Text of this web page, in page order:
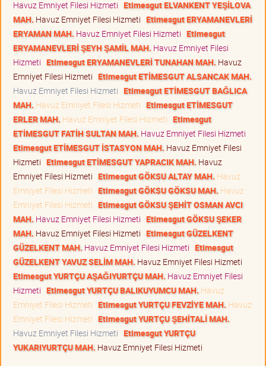
Havuz Emniyet Filesi Hizmeti Etimesgut ELVANKENT YEŞİLOVA
MAH. Havuz Emniyet Filesi Hizmeti Etimesgut ERYAMANEVLERİ
ERYAMAN MAH. Havuz Emniyet Filesi Hizmeti Etimesgut
ERYAMANEVLERİ ŞEYH ŞAMİL MAH. Havuz Emniyet Filesi
Hizmeti Etimesgut ERYAMANEVLERİ TUNAHAN MAH. Havuz
Emniyet Filesi Hizmeti Etimesgut ETİMESGUT ALSANCAK MAH.
Havuz Emniyet Filesi Hizmeti Etimesgut ETİMESGUT BAĞLICA
MAH. Havuz Emniyet Filesi Hizmeti Etimesgut ETİMESGUT
ERLER MAH. Havuz Emniyet Filesi Hizmeti Etimesgut
ETİMESGUT FATİH SULTAN MAH. Havuz Emniyet Filesi Hizmeti
Etimesgut ETİMESGUT İSTASYON MAH. Havuz Emniyet Filesi
Hizmeti Etimesgut ETİMESGUT YAPRACIK MAH. Havuz
Emniyet Filesi Hizmeti Etimesgut GÖKSU ALTAY MAH. Havuz
Emniyet Filesi Hizmeti Etimesgut GÖKSU GÖKSU MAH. Havuz
Emniyet Filesi Hizmeti Etimesgut GÖKSU ŞEHİT OSMAN AVCI
MAH. Havuz Emniyet Filesi Hizmeti Etimesgut GÖKSU ŞEKER
MAH. Havuz Emniyet Filesi Hizmeti Etimesgut GÜZELKENT
GÜZELKENT MAH. Havuz Emniyet Filesi Hizmeti Etimesgut
GÜZELKENT YAVUZ SELİM MAH. Havuz Emniyet Filesi Hizmeti
Etimesgut YURTÇU AŞAĞIYURTÇU MAH. Havuz Emniyet Filesi
Hizmeti Etimesgut YURTÇU BALIKUYUMCU MAH. Havuz
Emniyet Filesi Hizmeti Etimesgut YURTÇU FEVZİYE MAH. Havuz
Emniyet Filesi Hizmeti Etimesgut YURTÇU ŞEHİTALİ MAH.
Havuz Emniyet Filesi Hizmeti Etimesgut YURTÇU
YUKARIYURTÇU MAH. Havuz Emniyet Filesi Hizmeti